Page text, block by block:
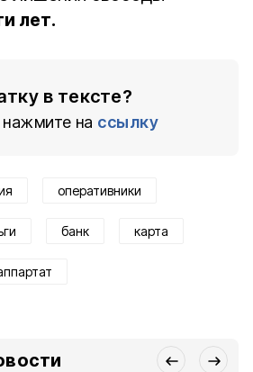
лет.
в тексте?
на ссылку
оперативники
банк карта